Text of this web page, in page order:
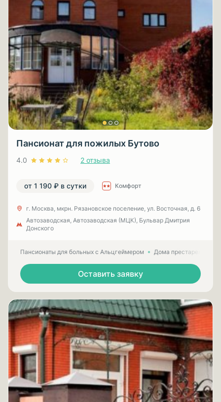
Пансионат для пожилых Бутово
4.0 2 отзыва
от 1 190 ₽ в сутки Комфорт
г. Москва, мкрн. Рязановское поселение, ул. Восточная, д. 6
Автозаводская, Автозаводская (МЦК), Бульвар Дмитрия
Донского
Пансионаты для больных с Альцгеймером Дома престарелых
Оставить заявку